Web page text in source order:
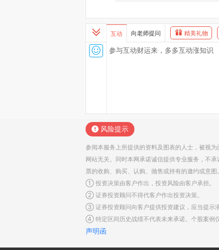
互动 向老师提问 精美礼物
风险提示
参阅本服务上所提供的资料及图表的人士，被视
网站无关。同时本网承诺诚信提供专业服务，不
票的收购、购买、认购、抛售或持有的邀约或意图。
① 投资决策由客户作出，投资风险由客户承担。
② 证券投资顾问不得代客户作出投资决策。
③ 证券投资顾问向客户提供投资建议，应当提示
④ 特定区间历史战绩不代表未来承诺。个股案例
声明函